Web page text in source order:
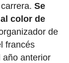
Se
color de
de
francés
año anterior